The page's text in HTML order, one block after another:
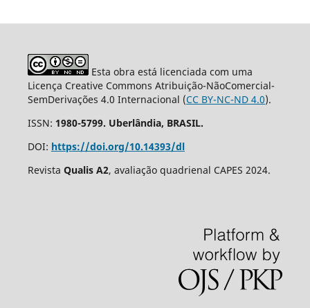
Esta obra está licenciada com uma
Licença Creative Commons Atribuição-NãoComercial-
SemDerivações 4.0 Internacional (CC BY-NC-ND 4.0).
ISSN: 1980-5799. Uberlândia, BRASIL.
DOI: https://doi.org/10.14393/dl
Revista Qualis A2, avaliação quadrienal CAPES 2024.